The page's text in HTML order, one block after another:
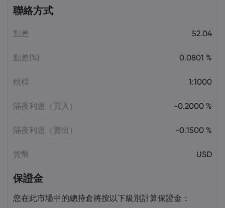
張瑋庭 2026 Jun 13, 00:00
北約安全態勢與美軍部署調整：美歐風險
陳昊然
量增，市場波動趨緩
聯絡方式
點差 52.04
點差(%) 0.0801 %
槓桿 1:1000
隔夜利息（買入） -0.2000 %
隔夜利息（賣出） -0.1500 %
貨幣 USD
保證金
您在此市場中的總持倉將按以下級別計算保證金：